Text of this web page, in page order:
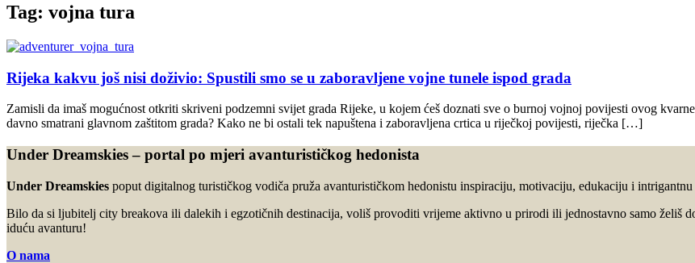
Tag: vojna tura
Rijeka kakvu još nisi doživio: Spustili smo se u zaboravljene vojne tunele ispod grada
Zamisli da imaš mogućnost otkriti skriveni podzemni svijet grada Rijeke, u kojem ćeš doznati sve o burnoj vojnoj povijesti ovog
davno smatrani glavnom zaštitom grada? Kako ne bi ostali tek napuštena i zaboravljena crtica u riječkoj povijesti, riječka […]
Under Dreamskies – portal po mjeri avanturističkog hedonista
Under Dreamskies poput digitalnog turističkog vodiča pruža avanturističkom hedonistu inspiraciju, motivaciju, edukaciju i intrigantnu
Bilo da si ljubitelj city breakova ili dalekih i egzotičnih destinacija, voliš provoditi vrijeme aktivno u prirodi ili jednostavno samo želiš
iduću avanturu!
O nama